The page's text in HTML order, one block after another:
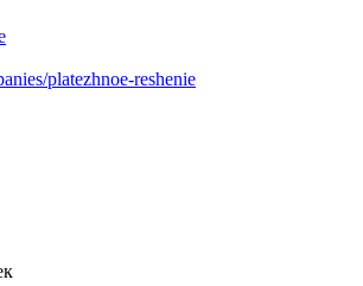
platezhnoe-reshenie